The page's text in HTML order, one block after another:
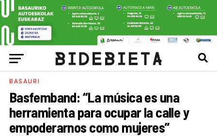
BASAURI
Basfemband: “La música es una
herramienta para ocupar la calle y
empoderarnos como mujeres”